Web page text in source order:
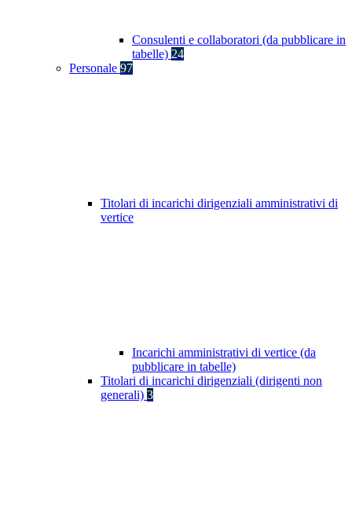
Consulenti e collaboratori (da pubblicare in
tabelle) 24
Personale 97
Titolari di incarichi dirigenziali amministrativi di
vertice
Incarichi amministrativi di vertice (da
pubblicare in tabelle)
Titolari di incarichi dirigenziali (dirigenti non
generali) 3